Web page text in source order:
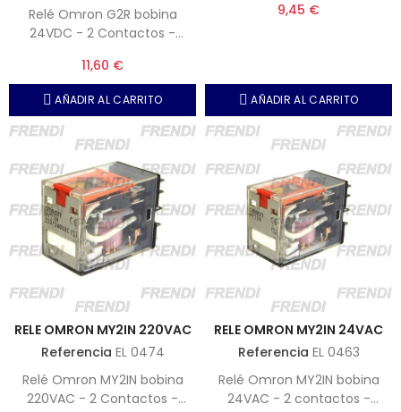
Relé Omron G2R bobina
24VDC - 2 Contactos -
prueba o test.
11,60 €
AÑADIR AL CARRITO
9,45 €
AÑADIR AL CARRITO
RELE OMRON MY2IN 220VAC
Referencia EL 0474
Relé Omron MY2IN bobina
220VAC - 2 Contactos -
RELE OMRON MY2IN 24VAC
Referencia EL 0463
Relé Omron MY2IN bobina
24VAC - 2 contactos -